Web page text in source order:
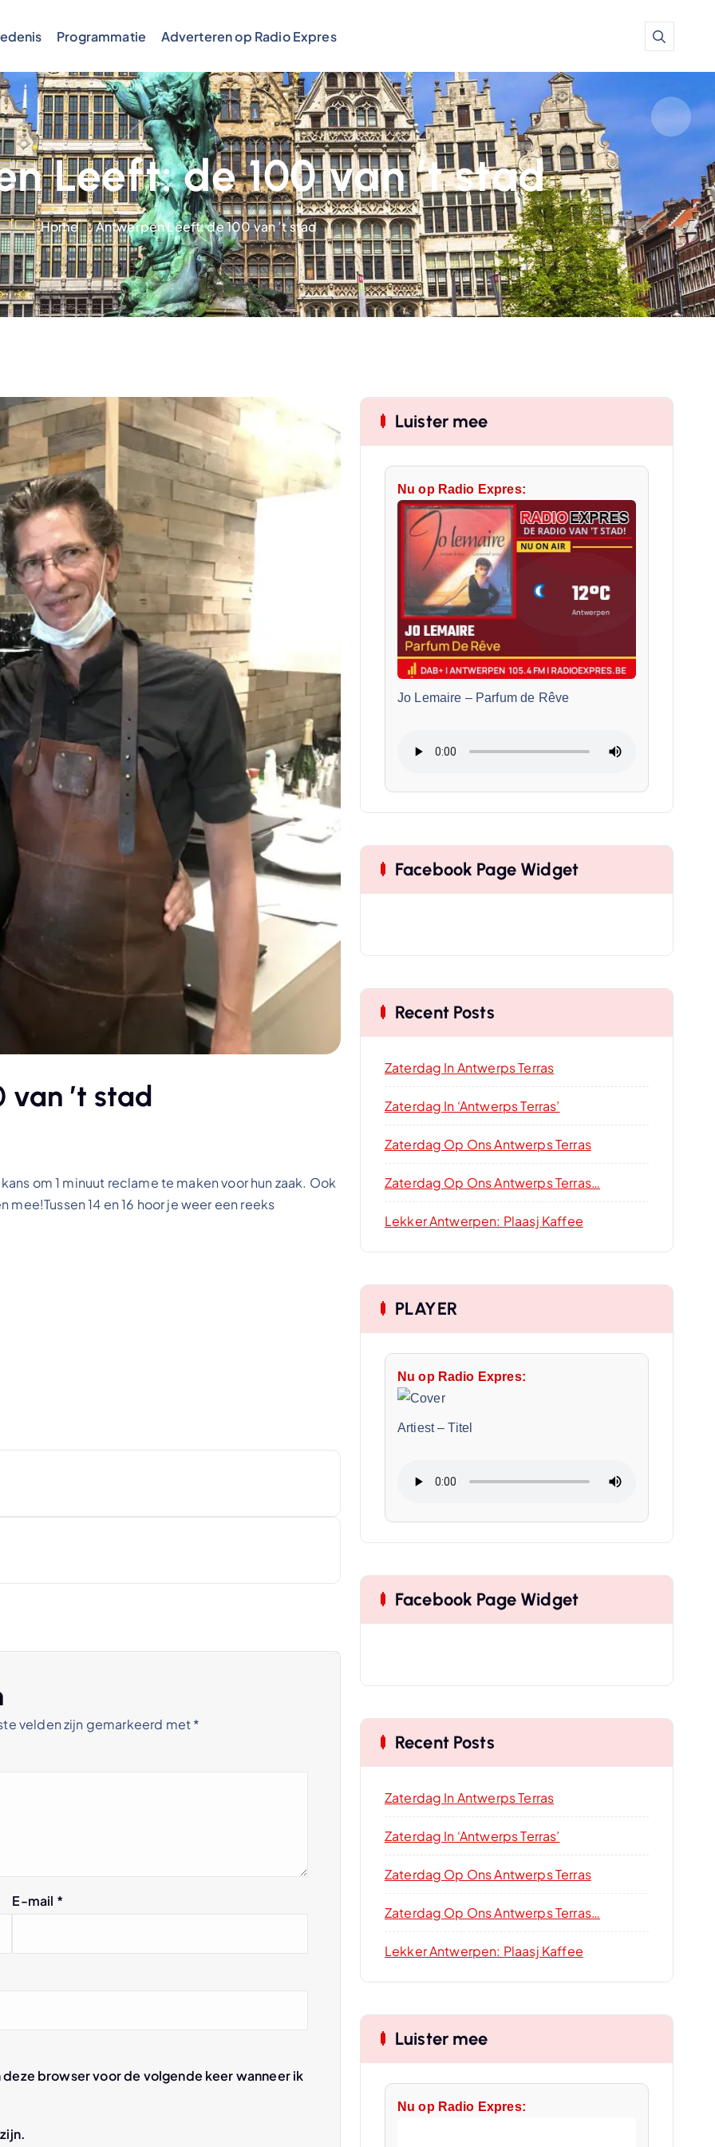
Programmatie Adverteren op Radio Expres
Leeft: de 100 van ’t stad
Home Antwerpen Leeft: de 100 van ’t stad
’t stad
om 1 minuut reclame te maken voor hun zaak. Ook
14 en 16 hoor je weer een reeks
velden zijn gemarkeerd met*
E-mail *
browser voor de volgende keer wanneer ik
Luister mee
Nu op Radio Expres:
Jo Lemaire – Parfum de Rêve
Facebook Page Widget
Recent Posts
Zaterdag In Antwerps Terras
Zaterdag In ‘Antwerps Terras’
Zaterdag Op Ons Antwerps Terras
Zaterdag Op Ons Antwerps Terras…
Lekker Antwerpen: Plaasj Kaffee
PLAYER
Nu op Radio Expres:
Artiest–Titel
Facebook Page Widget
Recent Posts
Zaterdag In Antwerps Terras
Zaterdag In ‘Antwerps Terras’
Zaterdag Op Ons Antwerps Terras
Zaterdag Op Ons Antwerps Terras…
Lekker Antwerpen: Plaasj Kaffee
Luister mee
Nu op Radio Expres: